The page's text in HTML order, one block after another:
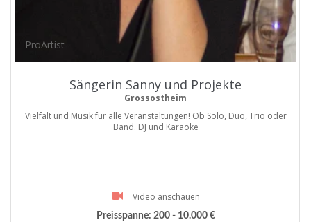
ProArtist
Sängerin Sanny und Projekte
Grossostheim
Vielfalt und Musik für alle Veranstaltungen! Ob Solo, Duo, Trio oder
Band. DJ und Karaoke
Video anschauen
Preisspanne: 200 - 10.000 €